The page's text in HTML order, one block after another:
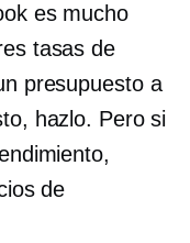
es mucho
tasas de
presupuesto a
hazlo. Pero si
de